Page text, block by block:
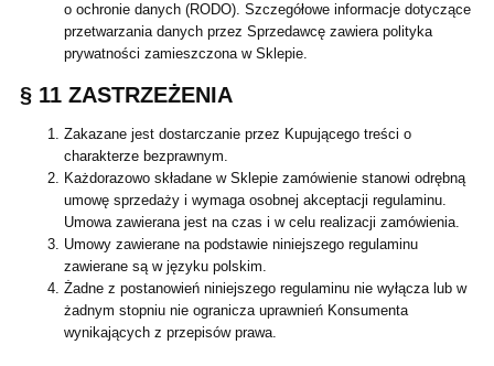
o ochronie danych (RODO). Szczegółowe informacje dotyczące
przetwarzania danych przez Sprzedawcę zawiera polityka
prywatności zamieszczona w Sklepie.
§ 11 ZASTRZEŻENIA
Zakazane jest dostarczanie przez Kupującego treści o
charakterze bezprawnym.
Każdorazowo składane w Sklepie zamówienie stanowi odrębną
umowę sprzedaży i wymaga osobnej akceptacji regulaminu.
Umowa zawierana jest na czas i w celu realizacji zamówienia.
Umowy zawierane na podstawie niniejszego regulaminu
zawierane są w języku polskim.
Żadne z postanowień niniejszego regulaminu nie wyłącza lub w
żadnym stopniu nie ogranicza uprawnień Konsumenta
wynikających z przepisów prawa.